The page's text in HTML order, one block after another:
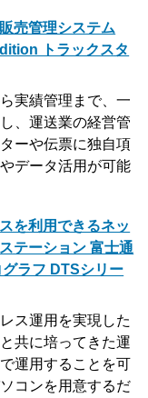
売管理システム
トラックスタ
実績管理まで、一
、運送業の経営管
ーや伝票に独自項
データ活用が可能
を利用できるネッ
テーション 富士通
ラフ DTSシリー
ス運用を実現した
共に培ってきた運
運用することを可
コンを用意するだ